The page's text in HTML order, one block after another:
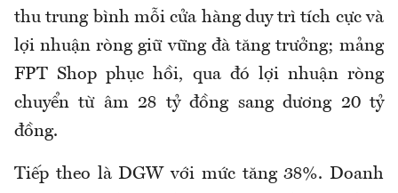
thu trung bình mỗi cửa hàng duy trì tích cực và
lợi nhuận ròng giữ vững đà tăng trưởng; mảng
FPT Shop phục hồi, qua đó lợi nhuận ròng
chuyển từ âm 28 tỷ đồng sang dương 20 tỷ
đồng.
Tiếp theo là DGW với mức tăng 38%. Doanh